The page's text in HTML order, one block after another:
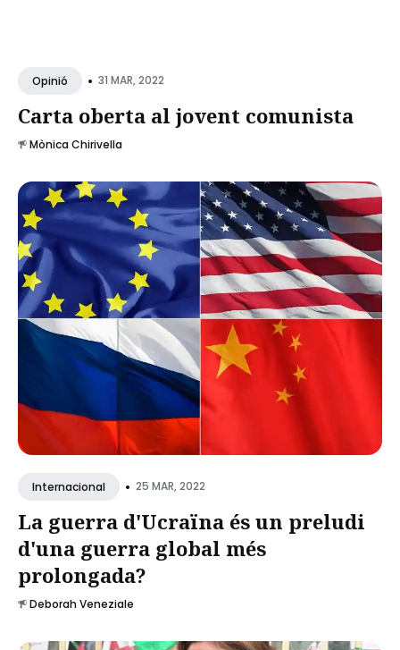
Opinió • 31 MAR, 2022
Carta oberta al jovent comunista
Mònica Chirivella
Internacional • 25 MAR, 2022
La guerra d'Ucraïna és un preludi
d'una guerra global més
prolongada?
Deborah Veneziale